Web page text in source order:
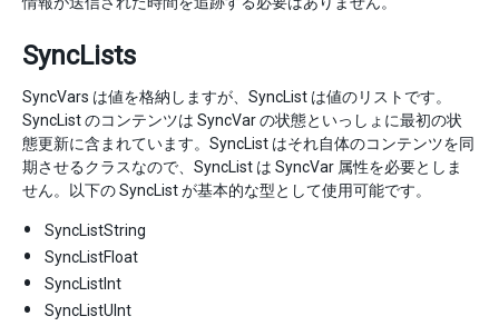
SyncLists
SyncVars は値を格納しますが、SyncList は値のリストです。
SyncList のコンテンツは SyncVar の状態といっしょに最初の状
態更新に含まれています。SyncList はそれ自体のコンテンツを同
期させるクラスなので、SyncList は SyncVar 属性を必要としま
せん。以下の SyncList が基本的な型として使用可能です。
SyncListString
SyncListFloat
SyncListInt
SyncListUInt